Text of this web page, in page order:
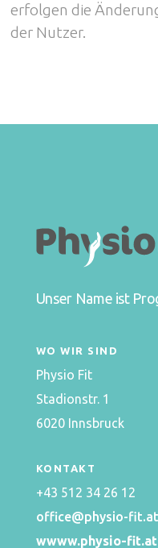
erfolgen die
der Nutzer.
Unser Name ist
WO WIR SIND
Physio Fit
Stadionstr. 1
6020 Innsbruck
KONTAKT
+43 512 34 26 12
office@physio-fit.at
wwww.physio-fit.at